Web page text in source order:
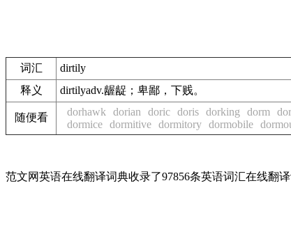
词汇
dirtily
释义
dirtilyadv.龌龊；卑鄙，下贱。
随便看 dorhawk dorian doric doris dorking dorm
dormice dormitive dormitory dormobile
范文网英语在线翻译词典收录了97856条英语词汇在线翻